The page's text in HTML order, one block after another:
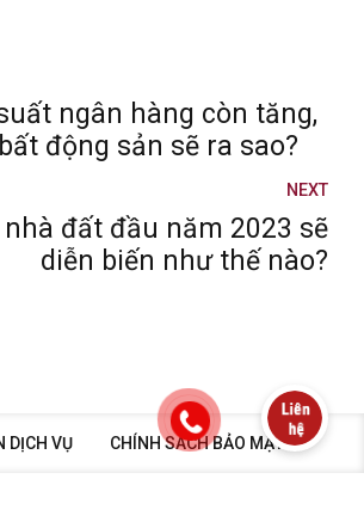
ngân hàng còn tăng,
động sản sẽ ra sao?
NEXT
đất đầu năm 2023 sẽ
diễn biến như thế nào?
DỊCH VỤ CHÍNH SÁCH BẢO MẬT